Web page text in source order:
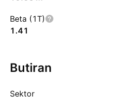
Beta (1T)
1.41
Butiran
Sektor